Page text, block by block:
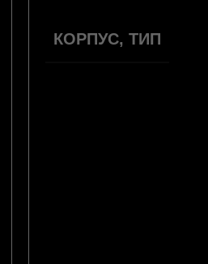
КОРПУС, ТИП